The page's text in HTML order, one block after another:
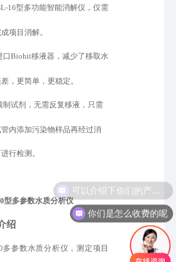
16型多功能智能消解仪，仅需
项目消解。
口 Biohit移液器，减少了移取水
，更简单，更稳定。
制试剂，无需反复移液，只需
内添加污染物样品再经过消
行检测。
型多参数水质分析仪
绍
多参数水质分析仪，测定项目
你们是怎么收费的呢